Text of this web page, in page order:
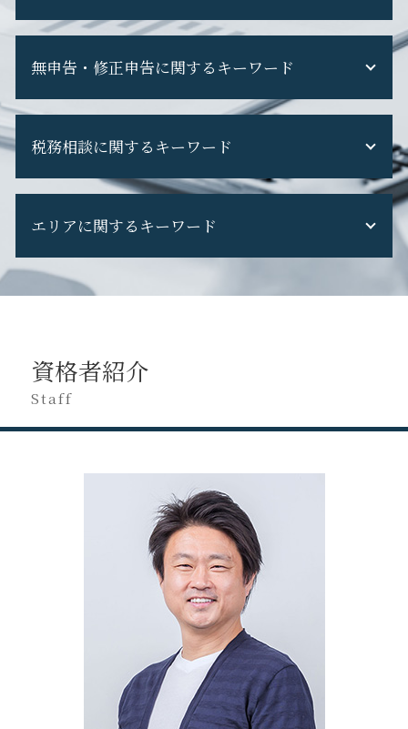
税務調査 当日
税務調査 通知 来た
税務調査 選ばれる 理由
税務調査 税理士 なし
税務調査 修正申告 断る
税務調査 追徴課税
税務調査 費用
税務調査 対応
税務調査 流れ
税務調査 立会い
税務調査 怖い
税務調査 重加算税
税理士 変更 理由
税理士交代時 注意点
顧問 税理士 を 変える
税理士交代時 手続き
税理士変更
税理士 を 変える デメリット
税理士 代替わり
税理士変更 電子申告
税理士変更 必要書類
税理士 担当 変わる
税理士変更 書類
顧問 税理士 変更
税理士変更 e-tax
無申告・修正申告に関するキーワード
修正申告 税理士 費用
無申告 個人事業主
不動産収入 無申告
副業 無申告
無申告 何年
申告漏れ 発覚
修正申告 ペナルティ
無申告 時効
無申告 相談
確定申告 してない
申告漏れ バレる
修正申告 自分で
税務相談に関するキーワード
法人税 申告期限
税務調査 相続税
税務相談
税務相談 場所
税務調査 対象
税務申告 決算承認
税務申告 親会社
税務申告 決算書
税務申告とは 個人
税理士 税務相談とは
税務相談 どこから
税務調査 タイミング
税務申告 法人 やり方
エリアに関するキーワード
八王子市 会社設立
八王子市 法人税務
立川市 税務申告
日野市 税務相談
八王子市 税務相談
八王子市 税務申告
八王子市 税務調査 対応
立川市 経営コンサル
八王子市 税理士変更
立川市 税務相談
府中市 税務相談
立川市 会社設立
資格者紹介
Staff